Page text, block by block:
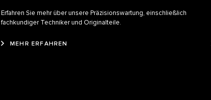
Erfahren Sie mehr über unsere Präzisionswartung, einschließlich
fachkundiger Techniker und Originalteile.
MEHR ERFAHREN